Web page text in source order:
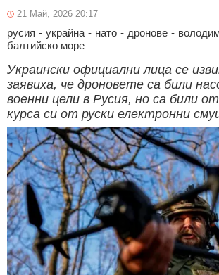
21 Май, 2026 20:17
русия - украйна - нато - дронове -
балтийско море
Украински официални лица се
заявиха, че дроновете са били
военни цели в Русия, но са били
курса си от руски електронни